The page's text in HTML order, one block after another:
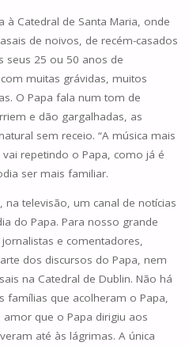
à Catedral de Santa Maria, onde
de noivos, de recém-casados
seus 25 ou 50 anos de
muitas grávidas, muitos
O Papa fala num tom de
e dão gargalhadas, as
sem receio. “A música mais
repetindo o Papa, como já é
ser mais familiar.
televisão, um canal de notícias
do Papa. Para nosso grande
e comentadores,
dos discursos do Papa, nem
na Catedral de Dublin. Não há
famílias que acolheram o Papa,
que o Papa dirigiu aos
até às lágrimas. A única